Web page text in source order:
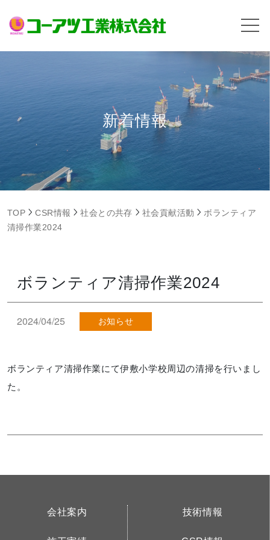
新着情報
TOP CSR情報 社会との共存 社会貢献活動
ボランティア
清掃作業2024
ボランティア清掃作業2024
2024/04/25 お知らせ
ボランティア清掃作業にて伊敷小学校周辺の清掃を行いまし
た。
会社案内 技術情報